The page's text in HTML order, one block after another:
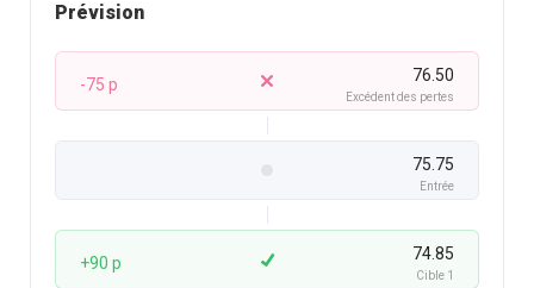
Prévision
-75 p 76.50
Excédent des pertes
75.75
Entrée
+90 p 74.85
Cible 1